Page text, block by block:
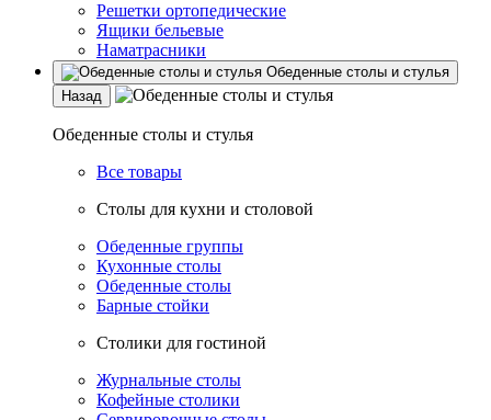
Решетки ортопедические
Ящики бельевые
Наматрасники
Обеденные столы и стулья
Назад
Обеденные столы и стулья
Все товары
Столы для кухни и столовой
Обеденные группы
Кухонные столы
Обеденные столы
Барные стойки
Столики для гостиной
Журнальные столы
Кофейные столики